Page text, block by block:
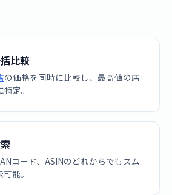
比較
の価格を同時に比較し、最高値の店
定。
コード、ASINのどれからでもスム
能。